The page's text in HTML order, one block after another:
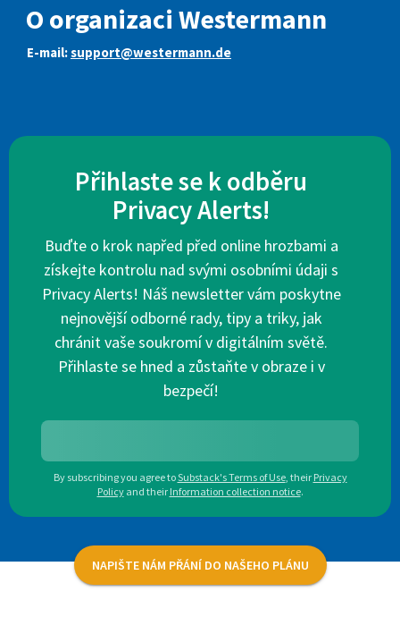
O organizaci Westermann
E-mail:support@westermann.de
Přihlaste se k odběru
Privacy Alerts!
Buďte o krok napřed před online hrozbami a
získejte kontrolu nad svými osobními údaji s
Privacy Alerts! Náš newsletter vám poskytne
nejnovější odborné rady, tipy a triky, jak
chránit vaše soukromí v digitálním světě.
Přihlaste se hned a zůstaňte v obraze i v
bezpečí!
By subscribing you agree toSubstack's Terms of Use, their Privacy
Policy and their Information collection notice.
NAPIŠTE NÁM PŘÁNÍ DO NAŠEHO PLÁNU